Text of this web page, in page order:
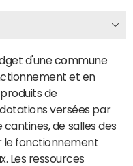
d'une commune
et en
de
versées par
de salles des
le fonctionnement
Les ressources